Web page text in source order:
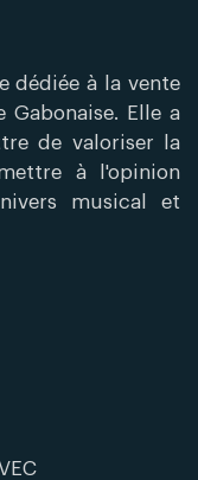
dédiée à la vente
Elle a
de valoriser la
à l'opinion
musical et